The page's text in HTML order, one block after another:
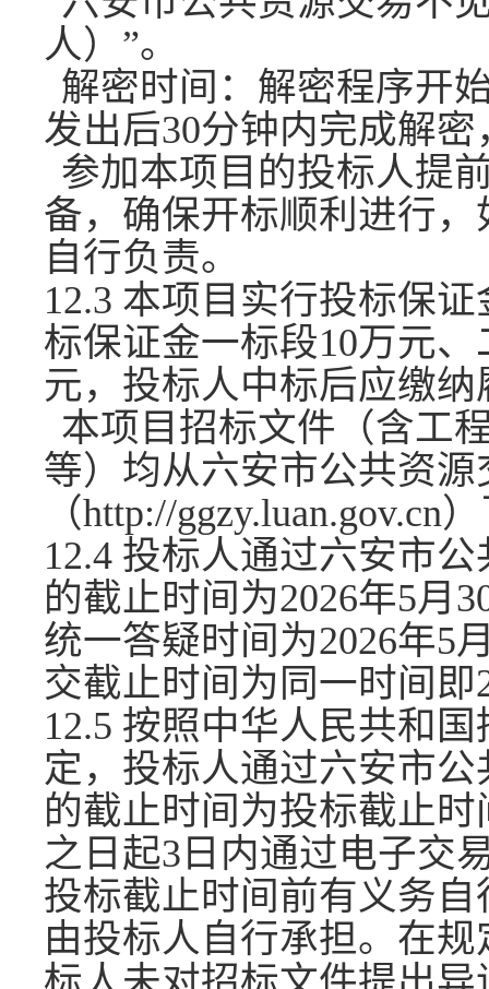
人）”。
解密时间：解密程序开
发出后30分钟内完成解
参加本项目的投标人提
备，确保开标顺利进行
自行负责。
12.3 本项目实行投标保
标保证金一标段10万元
元，投标人中标后应缴
本项目招标文件（含工
等）均从六安市公共资
（http://ggzy.luan.gov.cn
12.4 投标人通过六安市
的截止时间为2026年5月
统一答疑时间为2026年5
交截止时间为同一时间即
12.5 按照中华人民共和
定，投标人通过六安市
的截止时间为投标截止
之日起3日内通过电子交
投标截止时间前有义务
由投标人自行承担。在